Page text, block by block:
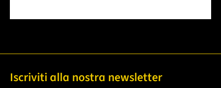
Iscriviti alla nostra newsletter